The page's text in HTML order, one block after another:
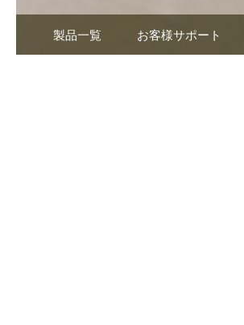
製品一覧 お客様サポート